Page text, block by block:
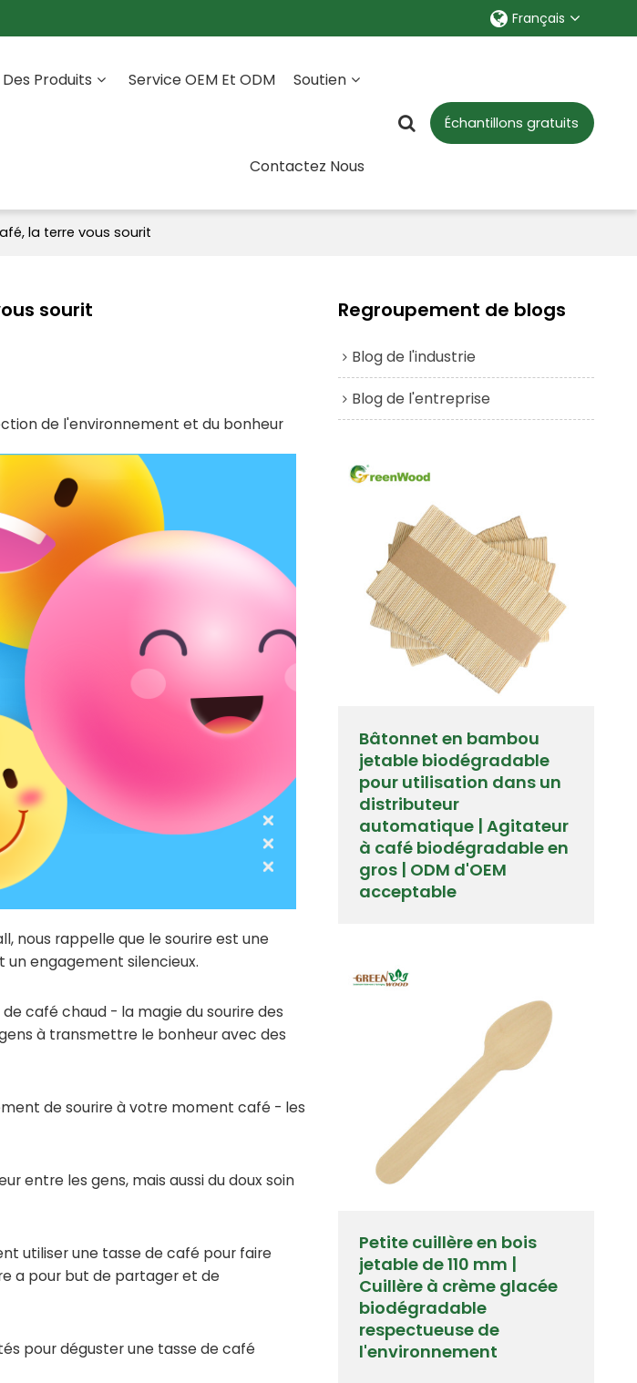
Français
Des Produits Service OEM Et ODM Soutien
Contactez Nous
Échantillons gratuits
la terre vous sourit
sourit
de l'environnement et du bonheur
nous rappelle que le sourire est une
engagement silencieux.
café chaud - la magie du sourire des
à transmettre le bonheur avec des
de sourire à votre moment café - les
entre les gens, mais aussi du doux soin
utiliser une tasse de café pour faire
a pour but de partager et de
pour déguster une tasse de café
Regroupement de blogs
Blog de l'industrie
Blog de l'entreprise
Bâtonnet en bambou
jetable biodégradable
pour utilisation dans un
distributeur
automatique | Agitateur
à café biodégradable en
gros | ODM d'OEM
acceptable
Petite cuillère en bois
jetable de 110 mm |
Cuillère à crème glacée
biodégradable
respectueuse de
l'environnement